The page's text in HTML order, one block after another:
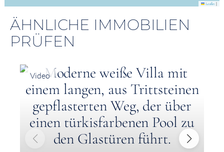
Leaflet |
ÄHNLICHE IMMOBILIEN
PRÜFEN
Video